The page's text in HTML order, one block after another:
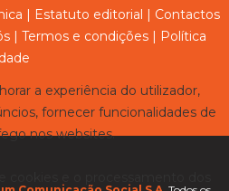
| Estatuto editorial | Contactos
| Termos e condições | Política
a experiência do utilizador,
fornecer funcionalidades de
nos websites.